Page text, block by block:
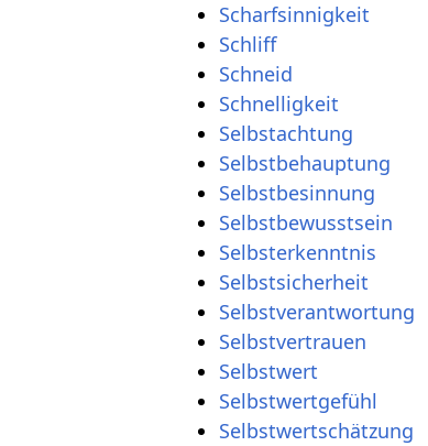
Scharfsinnigkeit
Schliff
Schneid
Schnelligkeit
Selbstachtung
Selbstbehauptung
Selbstbesinnung
Selbstbewusstsein
Selbsterkenntnis
Selbstsicherheit
Selbstverantwortung
Selbstvertrauen
Selbstwert
Selbstwertgefühl
Selbstwertschätzung